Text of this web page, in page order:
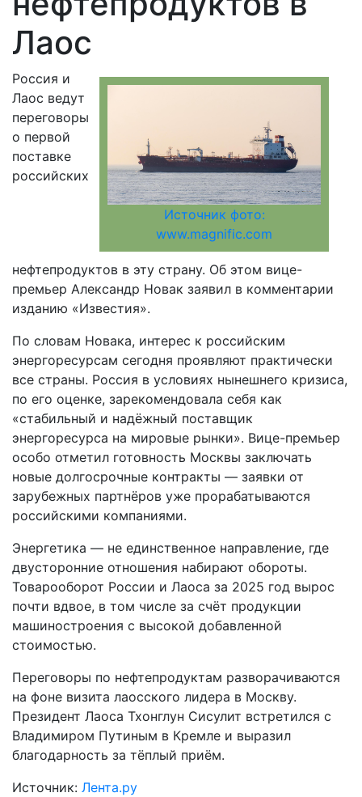
Лаос
Источник фото:
www.magnific.com
Россия и
Лаос ведут
переговоры
о первой
поставке
российских
нефтепродуктов в эту страну. Об этом вице-
премьер Александр Новак заявил в комментарии
изданию «Известия».
По словам Новака, интерес к российским
энергоресурсам сегодня проявляют практически
все страны. Россия в условиях нынешнего кризиса,
по его оценке, зарекомендовала себя как
«стабильный и надёжный поставщик
энергоресурса на мировые рынки». Вице-премьер
особо отметил готовность Москвы заключать
новые долгосрочные контракты — заявки от
зарубежных партнёров уже прорабатываются
российскими компаниями.
Энергетика — не единственное направление, где
двусторонние отношения набирают обороты.
Товарооборот России и Лаоса за 2025 год вырос
почти вдвое, в том числе за счёт продукции
машиностроения с высокой добавленной
стоимостью.
Переговоры по нефтепродуктам разворачиваются
на фоне визита лаосского лидера в Москву.
Президент Лаоса Тхонглун Сисулит встретился с
Владимиром Путиным в Кремле и выразил
благодарность за тёплый приём.
Источник: Лента.ру